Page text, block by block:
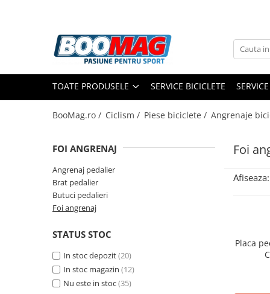
Toate Produsele
Biciclete
Biciclete copii
Biciclete barbati
Biciclete mountain bike (MTB)
Biciclete electrice
Biciclete de oras
Biciclete pliabile
Accesorii biciclete
TOATE PRODUSELE SERVICE BICICLETE
BooMag.ro / Ciclism / Piese biciclete / Angrenaje
Foi
FOI ANGRENAJ
Angrenaj pedalier
Brat pedalier
Butuci pedalieri
Foi angrenaj
STATUS STOC
In stoc depozit(20)
In stoc magazin (12)
Nu este in stoc(35)
Afiseaza:
Placa